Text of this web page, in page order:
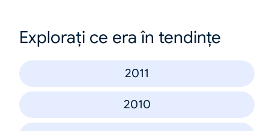
Explorați ce era în tendințe
2011
2010